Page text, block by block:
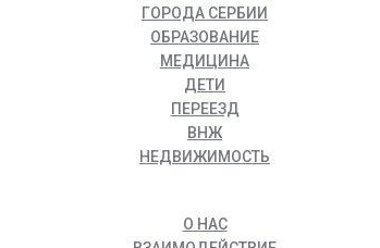
ГОРОДА СЕРБИИ
ОБРАЗОВАНИЕ
МЕДИЦИНА
ДЕТИ
ПЕРЕЕЗД
ВНЖ
НЕДВИЖИМОСТЬ
О НАС